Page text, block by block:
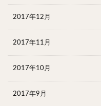
2017年12月
2017年11月
2017年10月
2017年9月